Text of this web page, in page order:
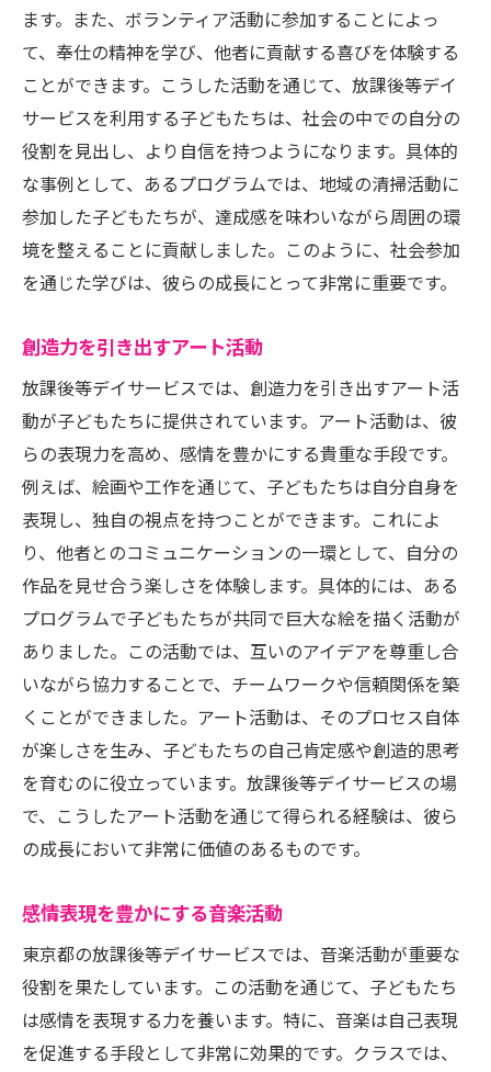
ます。また、ボランティア活動に参加することによっ
て、奉仕の精神を学び、他者に貢献する喜びを体験する
ことができます。こうした活動を通じて、放課後等デイ
サービスを利用する子どもたちは、社会の中での自分の
役割を見出し、より自信を持つようになります。具体的
な事例として、あるプログラムでは、地域の清掃活動に
参加した子どもたちが、達成感を味わいながら周囲の環
境を整えることに貢献しました。このように、社会参加
を通じた学びは、彼らの成長にとって非常に重要です。
創造力を引き出すアート活動
放課後等デイサービスでは、創造力を引き出すアート活
動が子どもたちに提供されています。アート活動は、彼
らの表現力を高め、感情を豊かにする貴重な手段です。
例えば、絵画や工作を通じて、子どもたちは自分自身を
表現し、独自の視点を持つことができます。これによ
り、他者とのコミュニケーションの一環として、自分の
作品を見せ合う楽しさを体験します。具体的には、ある
プログラムで子どもたちが共同で巨大な絵を描く活動が
ありました。この活動では、互いのアイデアを尊重し合
いながら協力することで、チームワークや信頼関係を築
くことができました。アート活動は、そのプロセス自体
が楽しさを生み、子どもたちの自己肯定感や創造的思考
を育むのに役立っています。放課後等デイサービスの場
で、こうしたアート活動を通じて得られる経験は、彼ら
の成長において非常に価値のあるものです。
感情表現を豊かにする音楽活動
東京都の放課後等デイサービスでは、音楽活動が重要な
役割を果たしています。この活動を通じて、子どもたち
は感情を表現する力を養います。特に、音楽は自己表現
を促進する手段として非常に効果的です。クラスでは、